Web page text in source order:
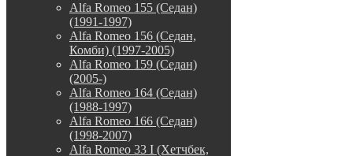
Alfa Romeo 155 (Седан)
(1991-1997)
Alfa Romeo 156 (Седан,
Комби) (1997-2005)
Alfa Romeo 159 (Седан)
(2005-)
Alfa Romeo 164 (Седан)
(1988-1997)
Alfa Romeo 166 (Седан)
(1998-2007)
Alfa Romeo 33 I (Хетчбек,